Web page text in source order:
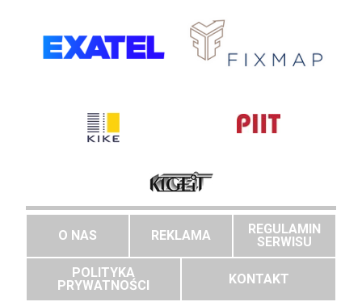
O NAS REKLAMA
REGULAMIN
SERWISU
POLITYKA
PRYWATNOŚCI
KONTAKT